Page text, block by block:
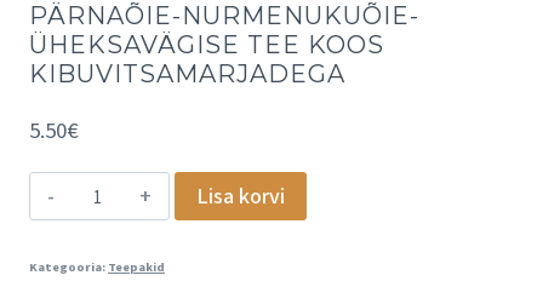
PÄRNAÕIE-NURMENUKUÕIE-
ÜHEKSAVÄGISE TEE KOOS
KIBUVITSAMARJADEGA
5.50€
Lisa korvi
Kategooria: Teepakid